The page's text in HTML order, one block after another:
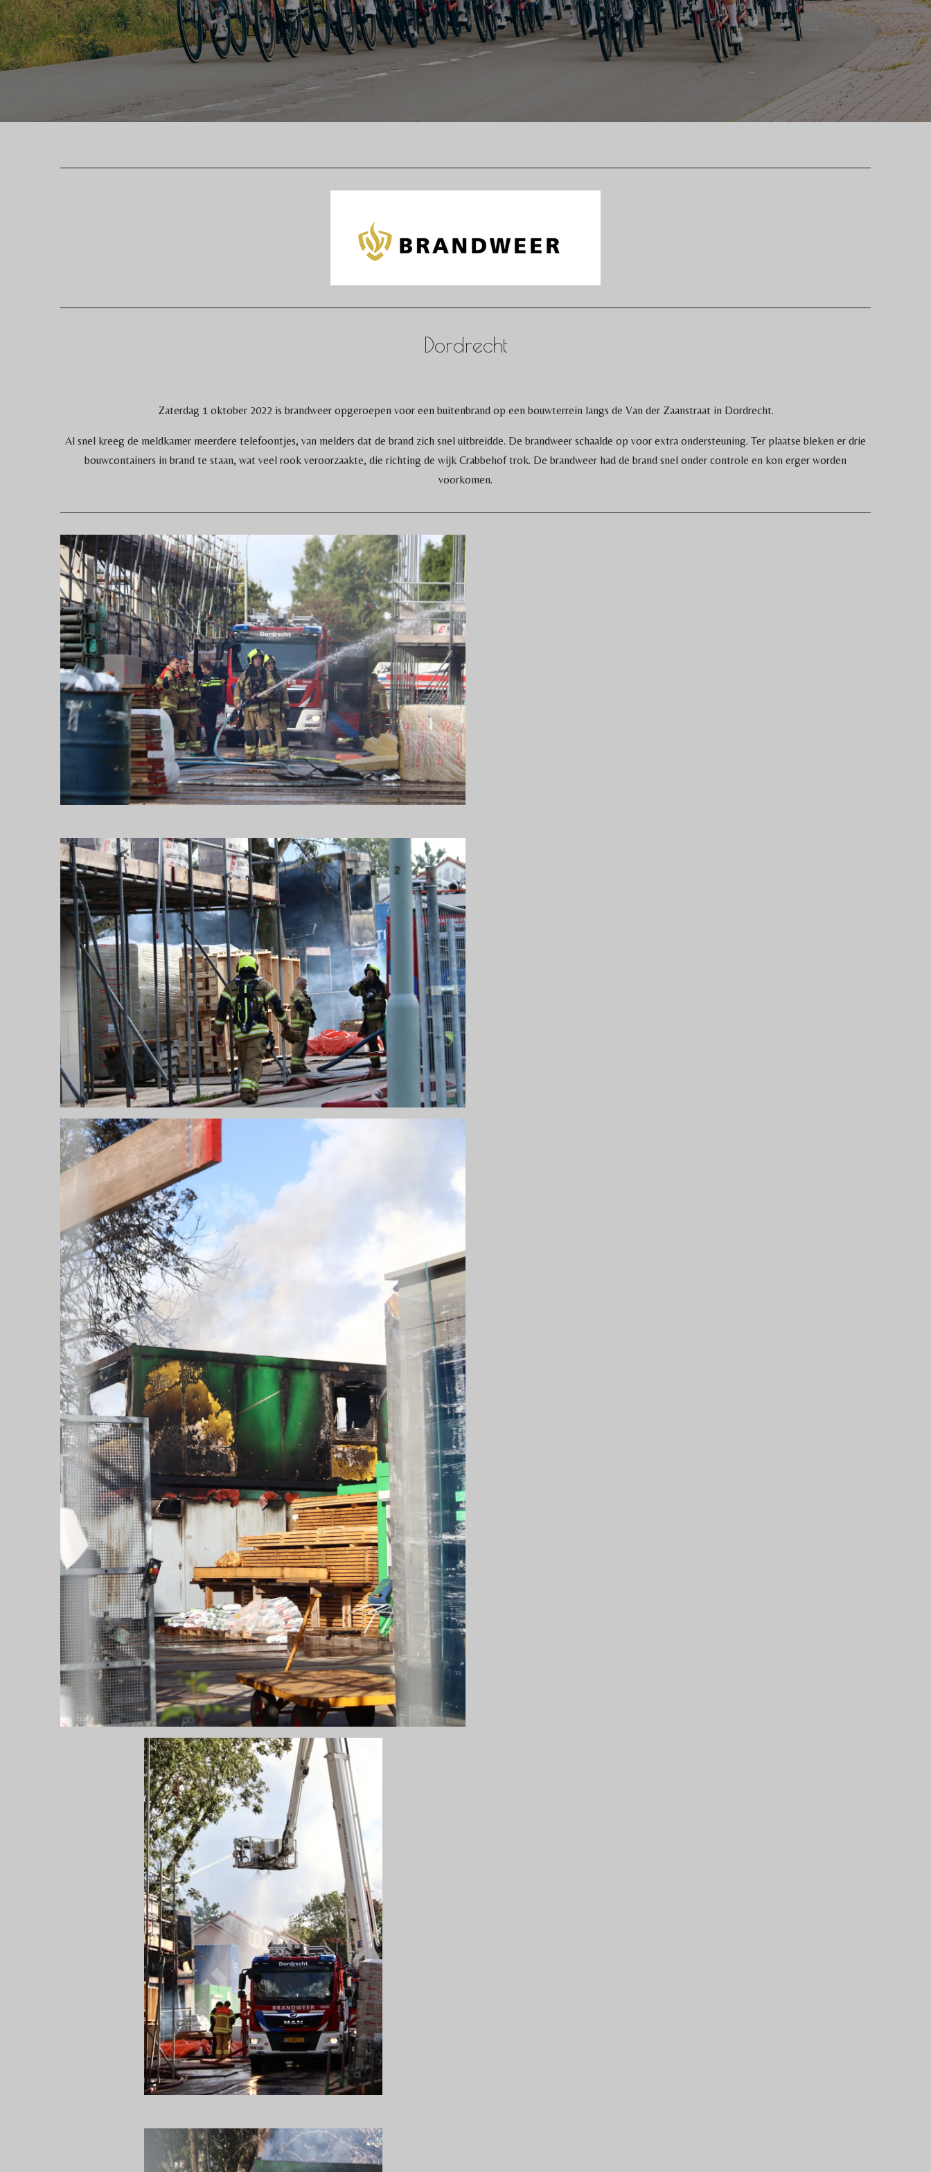
Dordrecht
Zaterdag 1 oktober 2022 is brandweer opgeroepen voor een buitenbrand op een bouwterrein langs de Van der Zaanstraat in Dordrecht.
Al snel kreeg de meldkamer meerdere telefoontjes, van melders dat de brand zich snel uitbreidde. De brandweer schaalde op voor extra ondersteuning. Ter plaatse bleken er drie
bouwcontainers in brand te staan, wat veel rook veroorzaakte, die richting de wijk Crabbehof trok. De brandweer had de brand snel onder controle en kon erger worden
voorkomen.